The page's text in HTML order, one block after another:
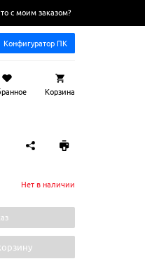
с моим заказом?
Конфигуратор ПК
Корзина
Нет в наличии